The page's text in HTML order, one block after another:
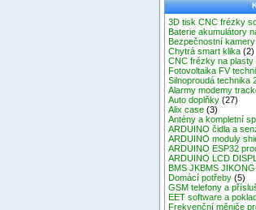
3D tisk CNC frézky
Baterie akumulátory
Bezpečnostní kamery
Chytrá smart klika (2)
CNC frézky na plasty
Fotovoltaika FV
Silnoproudá technika
Alarmy modemy
Auto doplňky (27)
Alix case (3)
Antény a kompletní
ARDUINO čidla a
ARDUINO moduly
ARDUINO ESP32
ARDUINO LCD
BMS JKBMS
Domácí potřeby (5)
GSM telefony a
EET software a
Frekvenční měniče